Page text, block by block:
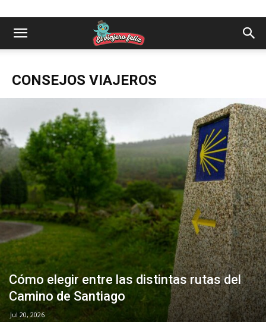
CONSEJOS VIAJEROS
Cómo elegir entre las distintas rutas del
Camino de Santiago
Jul 20, 2026